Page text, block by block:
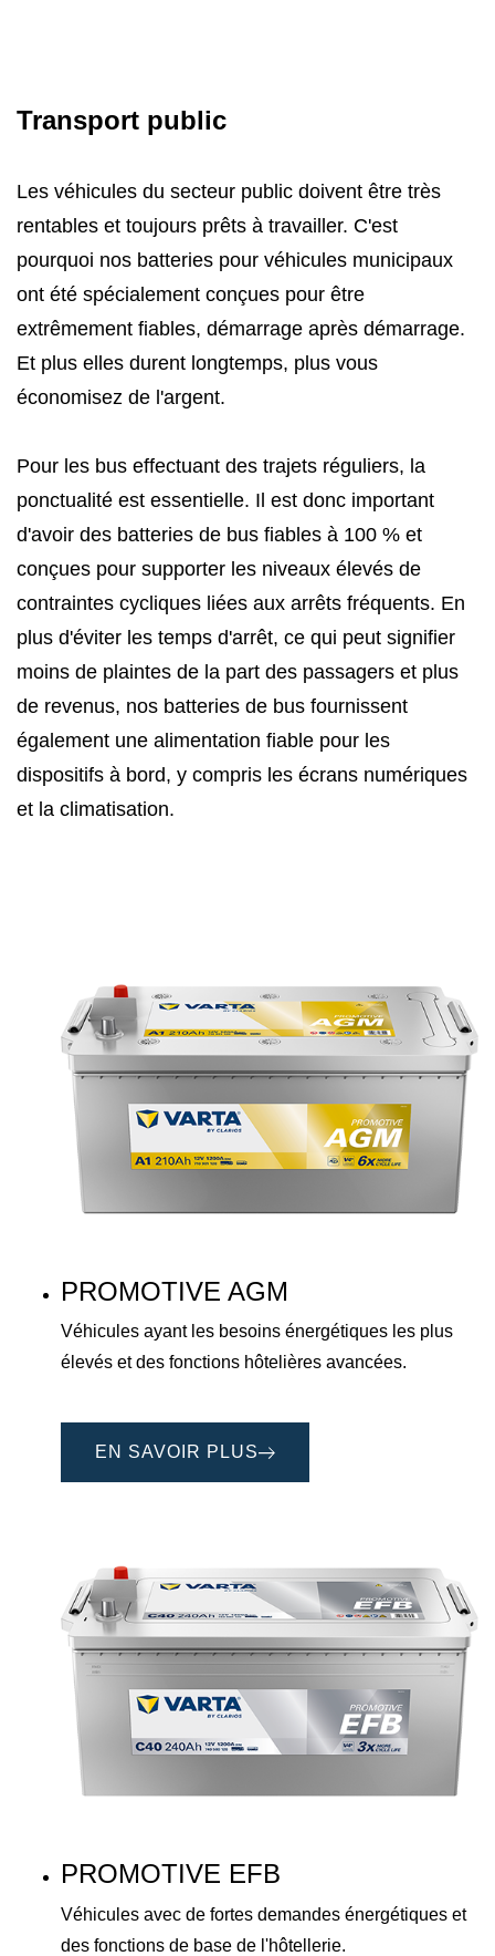
Transport public
Les véhicules du secteur public doivent être très
rentables et toujours prêts à travailler. C'est
pourquoi nos batteries pour véhicules municipaux
ont été spécialement conçues pour être
extrêmement fiables, démarrage après démarrage.
Et plus elles durent longtemps, plus vous
économisez de l'argent.
Pour les bus effectuant des trajets réguliers, la
ponctualité est essentielle. Il est donc important
d'avoir des batteries de bus fiables à 100 % et
conçues pour supporter les niveaux élevés de
contraintes cycliques liées aux arrêts fréquents. En
plus d'éviter les temps d'arrêt, ce qui peut signifier
moins de plaintes de la part des passagers et plus
de revenus, nos batteries de bus fournissent
également une alimentation fiable pour les
dispositifs à bord, y compris les écrans numériques
et la climatisation.
PROMOTIVE AGM
Véhicules ayant les besoins énergétiques les plus
élevés et des fonctions hôtelières avancées.
EN SAVOIR PLUS
PROMOTIVE EFB
Véhicules avec de fortes demandes énergétiques et
des fonctions de base de l'hôtellerie.